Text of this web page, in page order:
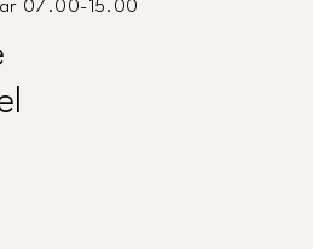
07.00-15.00